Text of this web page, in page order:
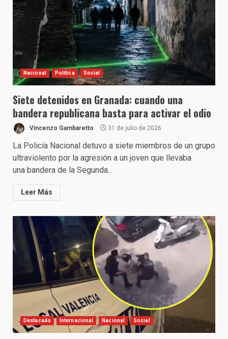
Nacional Política Social
Siete detenidos en Granada: cuando una
bandera republicana basta para activar el odio
Vincenzo Gambaretto 31 de julio de 2026
La Policía Nacional detuvo a siete miembros de un grupo
ultraviolento por la agresión a un joven que llevaba
una bandera de la Segunda...
Leer Más
Destacado Internacional Nacional Social